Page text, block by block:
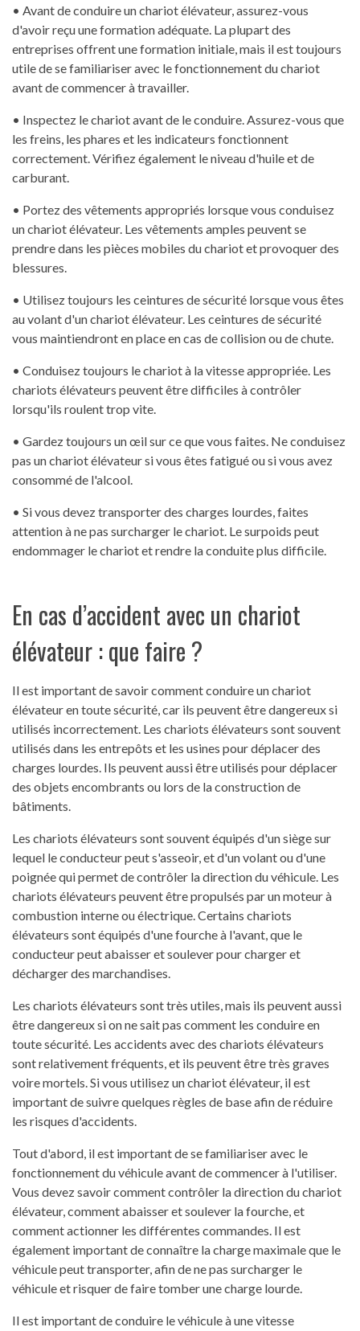
• Avant de conduire un chariot élévateur, assurez-vous
d'avoir reçu une formation adéquate. La plupart des
entreprises offrent une formation initiale, mais il est toujours
utile de se familiariser avec le fonctionnement du chariot
avant de commencer à travailler.
• Inspectez le chariot avant de le conduire. Assurez-vous que
les freins, les phares et les indicateurs fonctionnent
correctement. Vérifiez également le niveau d'huile et de
carburant.
• Portez des vêtements appropriés lorsque vous conduisez
un chariot élévateur. Les vêtements amples peuvent se
prendre dans les pièces mobiles du chariot et provoquer des
blessures.
• Utilisez toujours les ceintures de sécurité lorsque vous êtes
au volant d'un chariot élévateur. Les ceintures de sécurité
vous maintiendront en place en cas de collision ou de chute.
• Conduisez toujours le chariot à la vitesse appropriée. Les
chariots élévateurs peuvent être difficiles à contrôler
lorsqu'ils roulent trop vite.
• Gardez toujours un œil sur ce que vous faites. Ne conduisez
pas un chariot élévateur si vous êtes fatigué ou si vous avez
consommé de l'alcool.
• Si vous devez transporter des charges lourdes, faites
attention à ne pas surcharger le chariot. Le surpoids peut
endommager le chariot et rendre la conduite plus difficile.
En cas d’accident avec un chariot
élévateur : que faire ?
Il est important de savoir comment conduire un chariot
élévateur en toute sécurité, car ils peuvent être dangereux si
utilisés incorrectement. Les chariots élévateurs sont souvent
utilisés dans les entrepôts et les usines pour déplacer des
charges lourdes. Ils peuvent aussi être utilisés pour déplacer
des objets encombrants ou lors de la construction de
bâtiments.
Les chariots élévateurs sont souvent équipés d'un siège sur
lequel le conducteur peut s'asseoir, et d'un volant ou d'une
poignée qui permet de contrôler la direction du véhicule. Les
chariots élévateurs peuvent être propulsés par un moteur à
combustion interne ou électrique. Certains chariots
élévateurs sont équipés d'une fourche à l'avant, que le
conducteur peut abaisser et soulever pour charger et
décharger des marchandises.
Les chariots élévateurs sont très utiles, mais ils peuvent aussi
être dangereux si on ne sait pas comment les conduire en
toute sécurité. Les accidents avec des chariots élévateurs
sont relativement fréquents, et ils peuvent être très graves
voire mortels. Si vous utilisez un chariot élévateur, il est
important de suivre quelques règles de base afin de réduire
les risques d'accidents.
Tout d'abord, il est important de se familiariser avec le
fonctionnement du véhicule avant de commencer à l'utiliser.
Vous devez savoir comment contrôler la direction du chariot
élévateur, comment abaisser et soulever la fourche, et
comment actionner les différentes commandes. Il est
également important de connaître la charge maximale que le
véhicule peut transporter, afin de ne pas surcharger le
véhicule et risquer de faire tomber une charge lourde.
Il est important de conduire le véhicule à une vitesse